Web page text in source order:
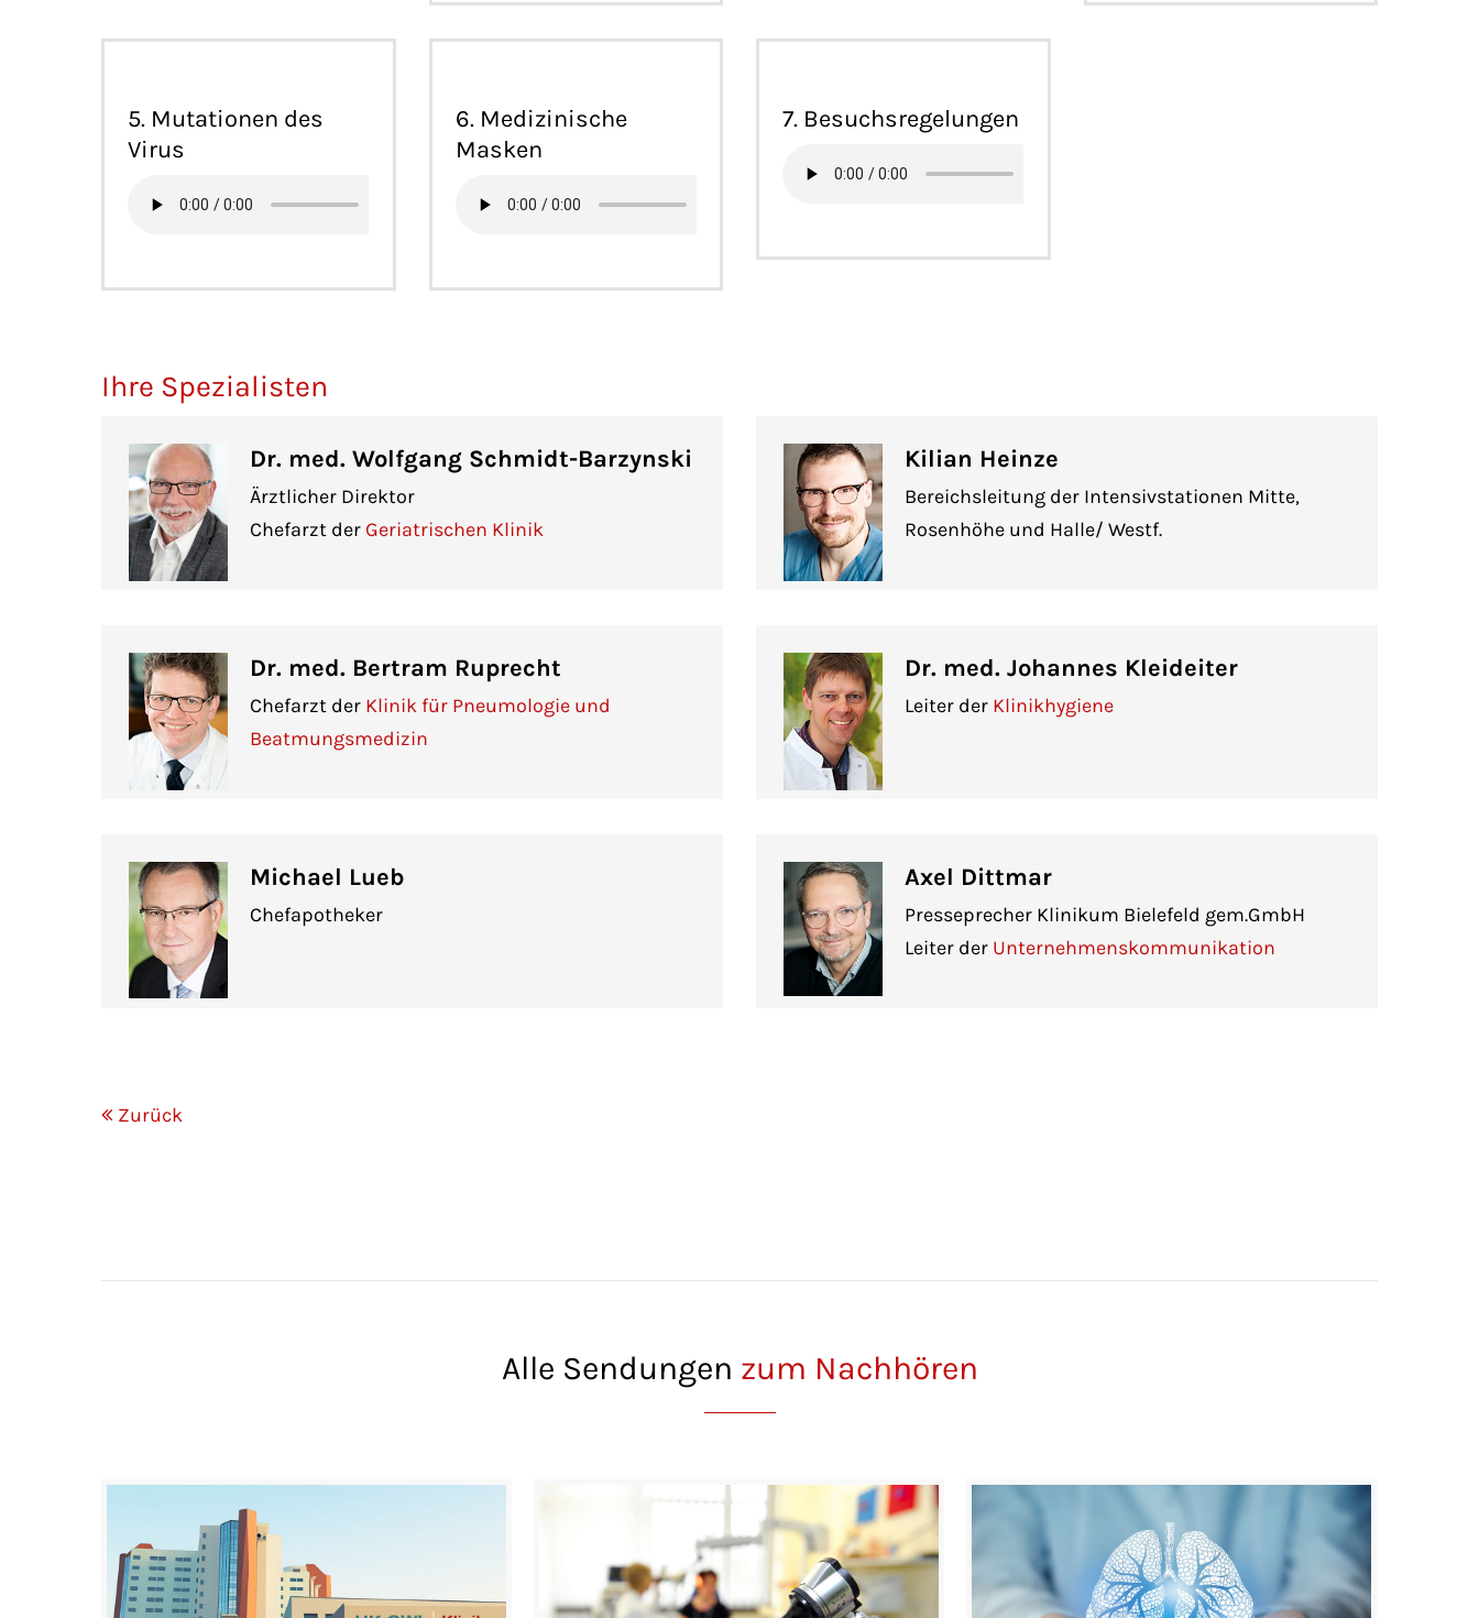
5. Mutationen des
Virus
6. Medizinische
Masken
7. Besuchsregelungen
Ihre Spezialisten
Dr. med. Wolfgang Schmidt-Barzynski
Ärztlicher Direktor
Chefarzt der Geriatrischen Klinik
Kilian Heinze
Bereichsleitung der Intensivstationen Mitte,
Rosenhöhe und Halle/ Westf.
Dr. med. Bertram Ruprecht
Chefarzt der Klinik für Pneumologie und
Beatmungsmedizin
Dr. med. Johannes Kleideiter
Leiter der Klinikhygiene
Michael Lueb
Chefapotheker
Axel Dittmar
Presseprecher Klinikum Bielefeld gem.GmbH
Leiter der Unternehmenskommunikation
Zurück
Alle Sendungen zum Nachhören